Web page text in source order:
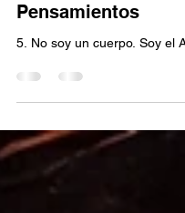
27 abr 1 min de lectura
Pensamientos
5. No soy un cuerpo. Soy el